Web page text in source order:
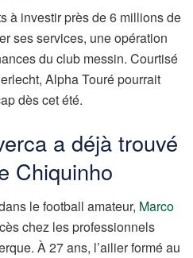
à investir près de 6 millions de
ses services, une opération
du club messin. Courtisé
Alpha Touré pourrait
dès cet été.
a déjà trouvé
Chiquinho
le football amateur, Marco
chez les professionnels
À 27 ans, l’ailier formé au